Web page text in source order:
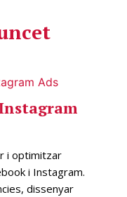
i optimitzar
i Instagram.
dissenyar